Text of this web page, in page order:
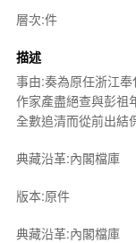
層次:件
描述
事由:奏為原任浙江
作家產盡絕查與彭祖
全數追清而從前出結
典藏沿革:內閣檔庫
版本:原件
典藏沿革:內閣檔庫